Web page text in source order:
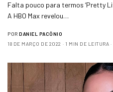
Falta pouco para termos ‘Pretty
A HBO Max revelou…
POR DANIEL PACÔNIO
18 DE MARÇO DE 2022
1 MIN DE LEITURA